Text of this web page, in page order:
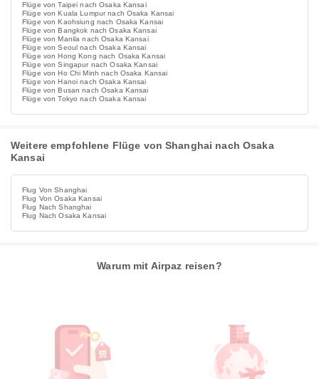
Flüge von Taipei nach Osaka Kansai
Flüge von Kuala Lumpur nach Osaka Kansai
Flüge von Kaohsiung nach Osaka Kansai
Flüge von Bangkok nach Osaka Kansai
Flüge von Manila nach Osaka Kansai
Flüge von Seoul nach Osaka Kansai
Flüge von Hong Kong nach Osaka Kansai
Flüge von Singapur nach Osaka Kansai
Flüge von Ho Chi Minh nach Osaka Kansai
Flüge von Hanoi nach Osaka Kansai
Flüge von Busan nach Osaka Kansai
Flüge von Tokyo nach Osaka Kansai
Weitere empfohlene Flüge von Shanghai nach Osaka
Kansai
Flug Von Shanghai
Flug Von Osaka Kansai
Flug Nach Shanghai
Flug Nach Osaka Kansai
Warum mit Airpaz reisen?